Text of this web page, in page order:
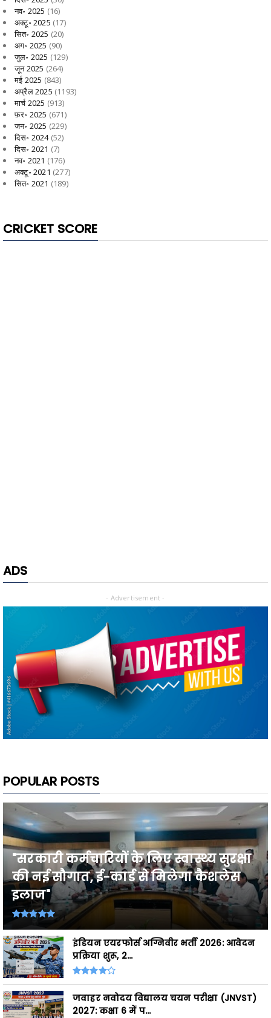
नव॰ 2025 (16)
अक्टू॰ 2025 (17)
सित॰ 2025 (20)
अग॰ 2025 (90)
जुल॰ 2025 (129)
जून 2025 (264)
मई 2025 (843)
अप्रैल 2025 (1193)
मार्च 2025 (913)
फ़र॰ 2025 (671)
जन॰ 2025 (229)
दिस॰ 2024(52)
दिस॰ 2021 (7)
नव॰ 2021 (176)
अक्टू॰ 2021 (277)
सित॰ 2021 (189)
CRICKET SCORE
ADS
- Advertisement -
POPULAR POSTS
"सरकारी कर्मचारियों के लिए स्वास्थ्य सुरक्षा
की नई सौगात, ई-कार्ड से मिलेगा कैशलेस
इलाज"
इंडियन एयरफोर्स अग्निवीर भर्ती 2026: आवेदन
प्रक्रिया शुरू, 2...
जवाहर नवोदय विद्यालय चयन परीक्षा (JNVST)
2027: कक्षा 6 में प...